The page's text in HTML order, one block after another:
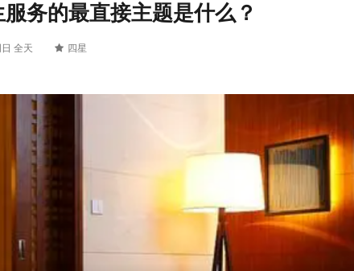
务的最直接主题是什么？
全天 四星